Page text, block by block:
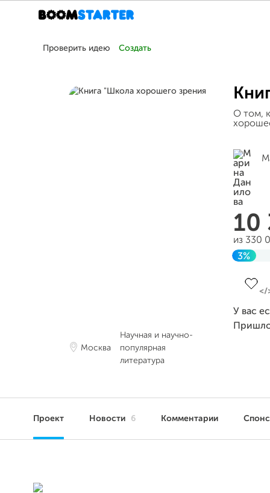
Проверить идею Создать
Москва
Научная и научно-
популярная
литература
О том,
10
из 330
3%
У вас
Проект Новости 6 Комментарии